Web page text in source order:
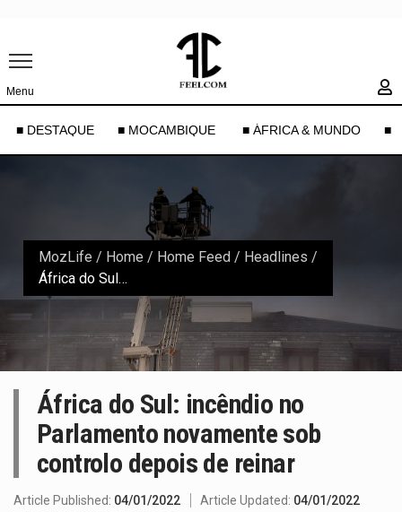
Menu
■ DESTAQUE ■ MOCAMBIQUE ■ ÁFRICA & MUNDO ■
MozLife / Home / Home Feed / Headlines /
África do Sul: incêndio no Parlamento novamente sob controlo depois de reinar
África do Sul: incêndio no
Parlamento novamente sob
controlo depois de reinar
Article Published: 04/01/2022 Article Updated: 04/01/2022